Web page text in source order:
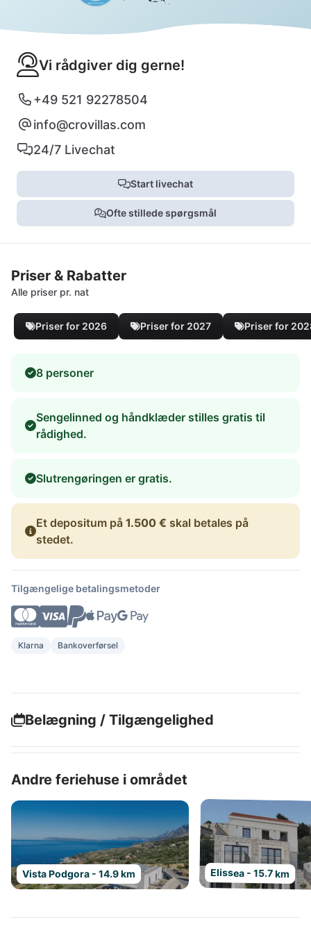
Vi rådgiver dig gerne!
+49 521 92278504
info@crovillas.com
24/7 Livechat
Start livechat
Ofte stillede spørgsmål
Priser & Rabatter
Alle priser pr. nat
Priser for 2026 Priser for 2027 Priser for
8 personer
Sengelinned og håndklæder stilles gratis til
rådighed.
Slutrengøringen er gratis.
Et depositum på 1.500 € skal betales på
stedet.
Tilgængelige betalingsmetoder
Klarna Bankoverførsel
Belægning / Tilgængelighed
Andre feriehuse i området
Vista Podgora - 14.9 km Elissea - 15.7 km